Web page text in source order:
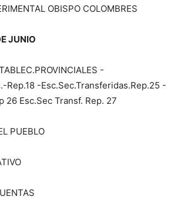
OBISPO COLOMBRES
JUNIO
-
Rep.18 -Esc.Sec.Transferidas.Rep.25 -
26 Esc.Sec Transf. Rep. 27
PUEBLO